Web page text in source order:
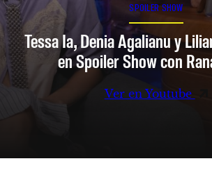
SPOILER SHOW
Tessa Ia, Denia Agalianu y
en Spoiler Show con
Ver en Youtube